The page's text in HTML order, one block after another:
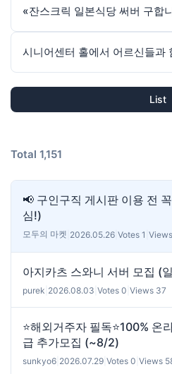
«잔스크릭 일본식당 써버 구합
List
Total 1,151
📢 구인구직 게시판 이용 전
심!)
모두의 마켓 2026.05.26 Votes 1
아지카츠 스와니 서버 모집 (
purek 2026.08.03 Votes 0 Views 37
⭐해외거주자 필독⭐100% 온
급 추가모집 (~8/2)
sunkyo6 2026.07.29 Votes 0 Views